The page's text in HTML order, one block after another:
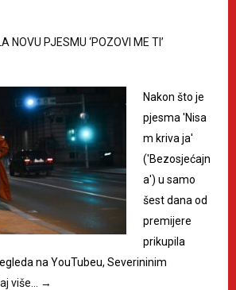
NOVU PJESMU ‘POZOVI ME TI’
Nakon što je
pjesma 'Nisa
m kriva ja'
('Bezosjećajn
a') u samo
šest dana od
premijere
prikupila
na YouTubeu, Severininim
više… →